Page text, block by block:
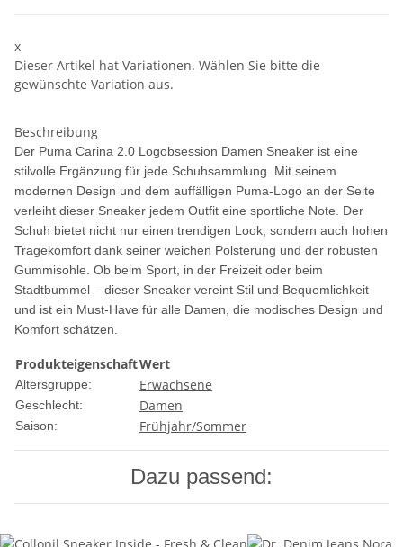
x
Dieser Artikel hat Variationen. Wählen Sie bitte die
gewünschte Variation aus.
Beschreibung
Der Puma Carina 2.0 Logobsession Damen Sneaker ist eine
stilvolle Ergänzung für jede Schuhsammlung. Mit seinem
modernen Design und dem auffälligen Puma-Logo an der Seite
verleiht dieser Sneaker jedem Outfit eine sportliche Note. Der
Schuh bietet nicht nur einen trendigen Look, sondern auch hohen
Tragekomfort dank seiner weichen Polsterung und der robusten
Gummisohle. Ob beim Sport, in der Freizeit oder beim
Stadtbummel – dieser Sneaker vereint Stil und Bequemlichkeit
und ist ein Must-Have für alle Damen, die modisches Design und
Komfort schätzen.
ProdukteigenschaftWert
Altersgruppe: Erwachsene
Geschlecht: Damen
Saison: Frühjahr/Sommer
Dazu passend: